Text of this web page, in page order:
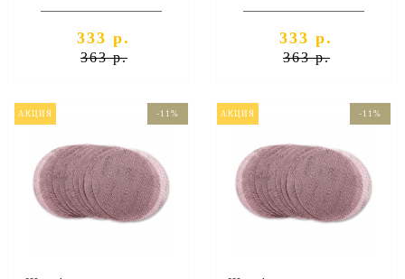
333 р.
363 р.
333 р.
363 р.
АКЦИЯ -11% АКЦИЯ -11%